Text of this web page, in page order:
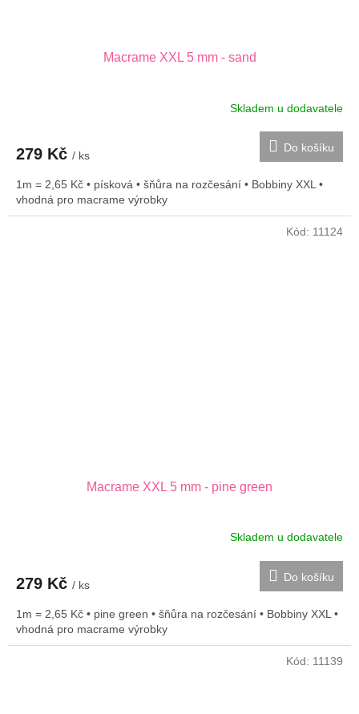
Macrame XXL 5 mm - sand
Skladem u dodavatele
279 Kč / ks
Do košíku
1m = 2,65 Kč • písková • šňůra na rozčesání • Bobbiny XXL •
vhodná pro macrame výrobky
Macrame XXL 5 mm - pine green
Skladem u dodavatele
279 Kč / ks
Do košíku
1m = 2,65 Kč • pine green • šňůra na rozčesání • Bobbiny XXL •
vhodná pro macrame výrobky
Kód: 11124
Kód: 11139